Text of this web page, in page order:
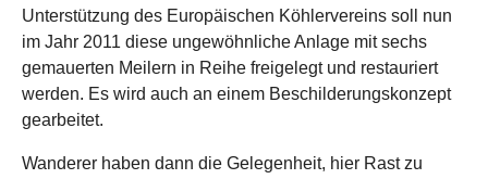
Unterstützung des Europäischen Köhlervereins soll nun
im Jahr 2011 diese ungewöhnliche Anlage mit sechs
gemauerten Meilern in Reihe freigelegt und restauriert
werden. Es wird auch an einem Beschilderungskonzept
gearbeitet.
Wanderer haben dann die Gelegenheit, hier Rast zu